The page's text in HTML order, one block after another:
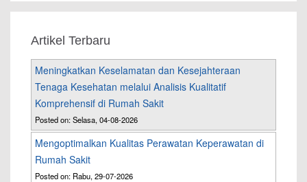
Artikel Terbaru
Meningkatkan Keselamatan dan Kesejahteraan
Tenaga Kesehatan melalui Analisis Kualitatif
Komprehensif di Rumah Sakit
Posted on: Selasa, 04-08-2026
Mengoptimalkan Kualitas Perawatan Keperawatan di
Rumah Sakit
Posted on: Rabu, 29-07-2026